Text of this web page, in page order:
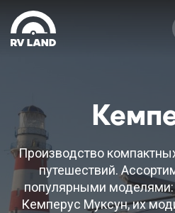
Производство
путешествий.
популярными
Кемперус Муксун, их